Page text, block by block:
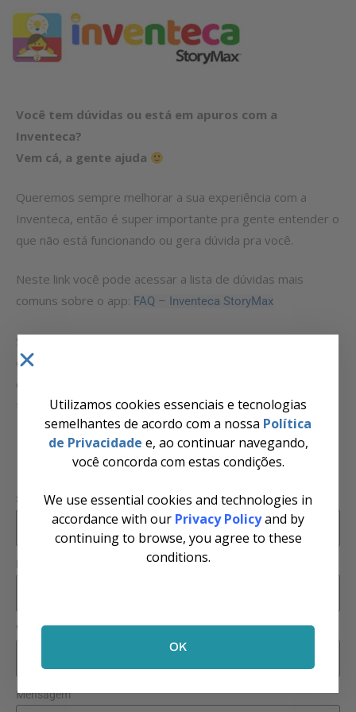
Você tem dúvidas ou está em apuros com a
Inventeca?
Vem cá, a gente ajuda
Queremos sempre melhorar a sua experiência com a
Inventeca, então é super importante pra gente entender o
que não está funcionando ou gera dúvida pra você.
Neste link você pode acessar a lista de dúvidas mais
comuns sobre o app: FAQ – Inventeca StoryMax
Se depois de dar uma olhada lá, ainda estiver com
dificuldade, escreve pra gente que vamos entrar em
contato pra entender e ajudar você! Se deixar o Whatsapp
tem chance de conseguir resposta mais rápida
Seu nome (campo obrigatório)
Email (campo obrigatório)
Whatsapp (campo recomendado)
Mensagem
Utilizamos cookies essenciais e tecnologias
semelhantes de acordo com a nossa Política
de Privacidade e, ao continuar navegando,
você concorda com estas condições.
We use essential cookies and technologies in
accordance with our Privacy Policyand by
continuing to browse, you agree to these
conditions.
OK